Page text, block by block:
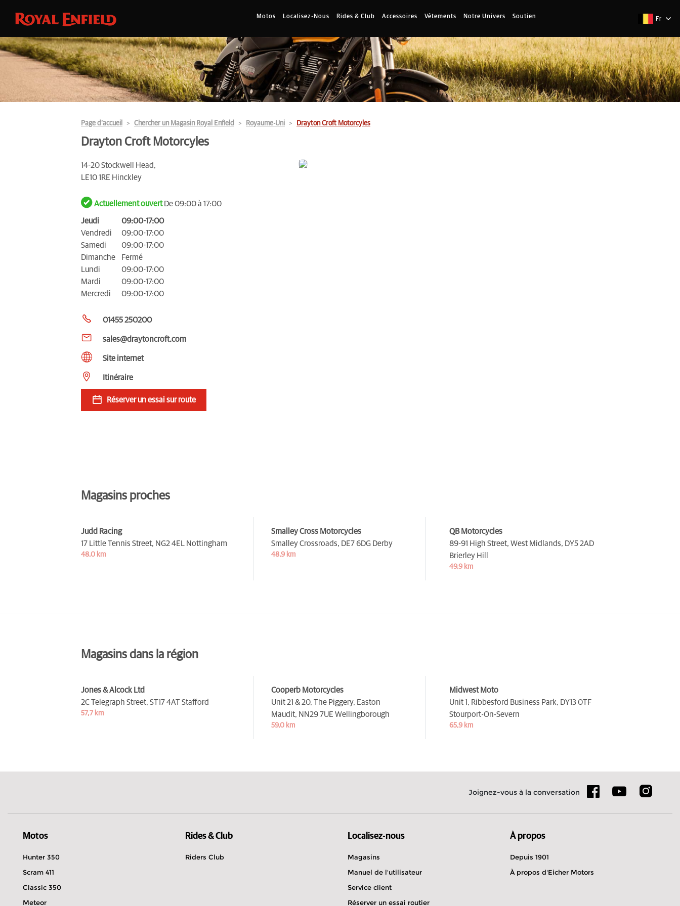
Motos Localisez-Nous Rides & Club Accessoires Vêtements Notre Univers Soutien Fr
Page d’accueil Chercher un Magasin Royal Enfield Royaume-Uni Drayton Croft Motorcyles
Drayton Croft Motorcyles
14-20 Stockwell Head,
LE10 1RE Hinckley
Actuellement ouvertDe 09:00 à 17:00
Jeudi
09:00-17:00
Vendredi
09:00-17:00
Samedi
09:00-17:00
Dimanche
Fermé
Lundi
09:00-17:00
Mardi
09:00-17:00
Mercredi
09:00-17:00
01455 250200
sales@draytoncroft.com
Site internet
Itinéraire
Réserver un essai sur route
Magasins proches
Judd Racing
17 Little Tennis Street, NG2 4EL Nottingham
48,0 km
Smalley Cross Motorcycles
Smalley Crossroads, DE7 6DG Derby
48,9 km
QB Motorcycles
89-91 High Street, West Midlands, DY5 2AD
Brierley Hill
49,9 km
Magasins dans la région
Jones & Alcock Ltd
2C Telegraph Street, ST17 4AT Stafford
57,7 km
Cooperb Motorcycles
Unit 21 & 20, The Piggery, Easton
Maudit, NN29 7UE Wellingborough
59,0 km
Midwest Moto
Unit 1, Ribbesford Business Park, DY13 0TF
Stourport-On-Severn
65,9 km
Joignez-vous à la conversation
Motos
Hunter 350
Scram 411
Classic 350
Meteor
Rides & Club
Riders Club
Localisez-nous
Magasins
Manuel de l'utilisateur
Service client
Réserver un essai routier
À propos
Depuis 1901
À propos d'Eicher Motors